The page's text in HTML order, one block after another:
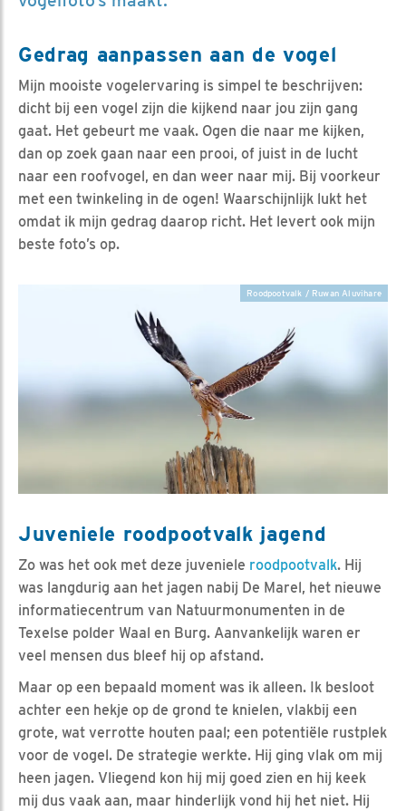
Gedrag aanpassen aan de vogel
Mijn mooiste vogelervaring is simpel te beschrijven:
dicht bij een vogel zijn die kijkend naar jou zijn gang
gaat. Het gebeurt me vaak. Ogen die naar me kijken,
dan op zoek gaan naar een prooi, of juist in de lucht
naar een roofvogel, en dan weer naar mij. Bij voorkeur
met een twinkeling in de ogen! Waarschijnlijk lukt het
omdat ik mijn gedrag daarop richt. Het levert ook mijn
beste foto’s op.
Roodpootvalk / Ruwan Aluvihare
Juveniele roodpootvalk jagend
Zo was het ook met deze juveniele roodpootvalk. Hij
was langdurig aan het jagen nabij De Marel, het nieuwe
informatiecentrum van Natuurmonumenten in de
Texelse polder Waal en Burg. Aanvankelijk waren er
veel mensen dus bleef hij op afstand.
Maar op een bepaald moment was ik alleen. Ik besloot
achter een hekje op de grond te knielen, vlakbij een
grote, wat verrotte houten paal; een potentiële rustplek
voor de vogel. De strategie werkte. Hij ging vlak om mij
heen jagen. Vliegend kon hij mij goed zien en hij keek
mij dus vaak aan, maar hinderlijk vond hij het niet. Hij